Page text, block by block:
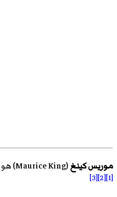
موريس كينغ(
Maurice King)‏ هو
[1]
[2]
[3]